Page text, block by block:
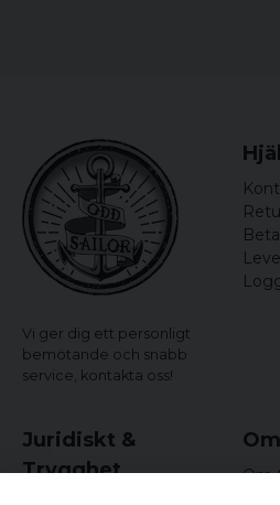
Vi ger dig ett personligt
bemötande och snabb
service, kontakta oss!
Juridiskt &
Trygghet
Om